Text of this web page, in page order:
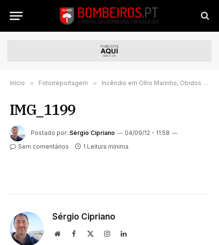
Início » Fotorreportagem » Incêndio em Olho Marinho, Óbidos – 1 de Setembro 2012
IMG_1199
Postado por: Sérgio Cipriano
04/09/12 - 11:58
Sem comentários
1 Leitura mínima
Sérgio Cipriano
WebsiteFacebook InstagramLinkedIn